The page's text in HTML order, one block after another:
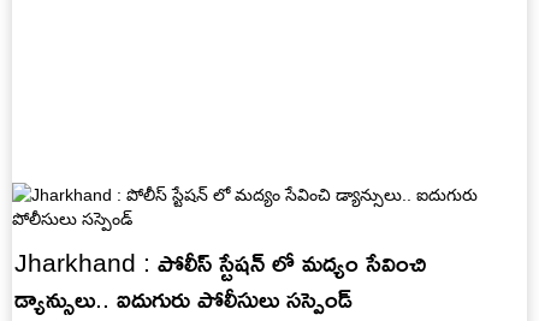
Jharkhand : పోలీస్ స్టేషన్ లో మద్యం సేవించి
డ్యాన్సులు.. ఐదుగురు పోలీసులు సస్పెండ్